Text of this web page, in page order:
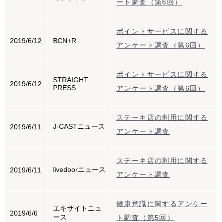
ート調査（第6回）
2019/6/12 BCN+R
ポイントサービスに関する
アンケート調査（第6回）
2019/6/12
STRAIGHT
PRESS
ポイントサービスに関する
アンケート調査（第6回）
2019/6/11 J-CASTニュース
ステーキ店の利用に関する
アンケート調査
2019/6/11 livedoorニュース
ステーキ店の利用に関する
アンケート調査
2019/6/6
エキサイトニュ
ース
健康意識に関するアンケー
ト調査（第5回）